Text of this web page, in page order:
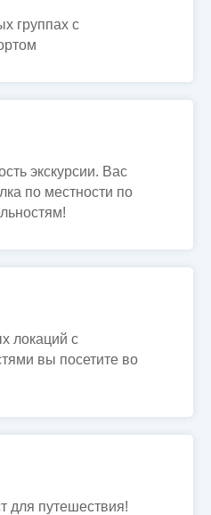
группах с
экскурсии. Вас
по местности по
локаций с
вы посетите во
для путешествия!